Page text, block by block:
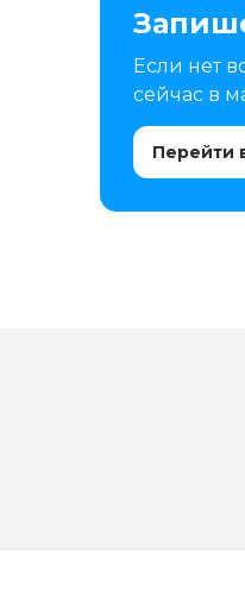
Если нет
сейчас в
Перейти